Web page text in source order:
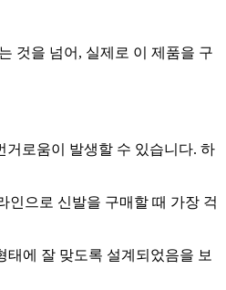
것을 넘어, 실제로 이 제품을 구
로움이 발생할 수 있습니다. 하
인으로 신발을 구매할 때 가장 걱
태에 잘 맞도록 설계되었음을 보